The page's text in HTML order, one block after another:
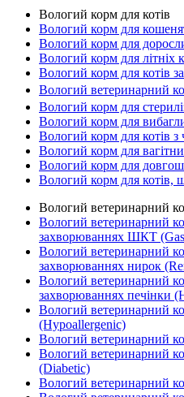
Вологий корм для котів
Вологий корм для
Вологий корм для
Вологий корм для літніх
Вологий корм для котів
Вологий ветеринарний
Вологий корм для
Вологий корм для
Вологий корм для котів
Вологий корм для
Вологий корм для
Вологий корм для котів,
Вологий ветеринарний
Вологий ветеринарний
захворюваннях ШКТ
Вологий ветеринарний
захворюваннях нирок
Вологий ветеринарний
захворюваннях печінки
Вологий ветеринарний
(Hypoallergenic)
Вологий ветеринарний
Вологий ветеринарний
(Diabetic)
Вологий ветеринарний